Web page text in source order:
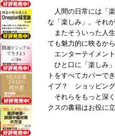
人間の日常には「
な「楽しみ」。それ
またそういった人
ても魅力的に映るか
エンターテイメント
ひと口に「楽しみ
トをすべてカバーで
イブ？ ショッピン
それらをもっと深
クスの書籍はお役に立